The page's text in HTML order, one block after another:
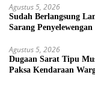
Agustus 5, 2026
Sudah Berlangsung
Sarang
Agustus 5, 2026
Dugaan Sarat Tipu
Paksa Kendaraan